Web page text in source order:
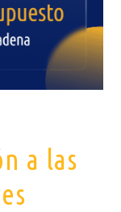
a las